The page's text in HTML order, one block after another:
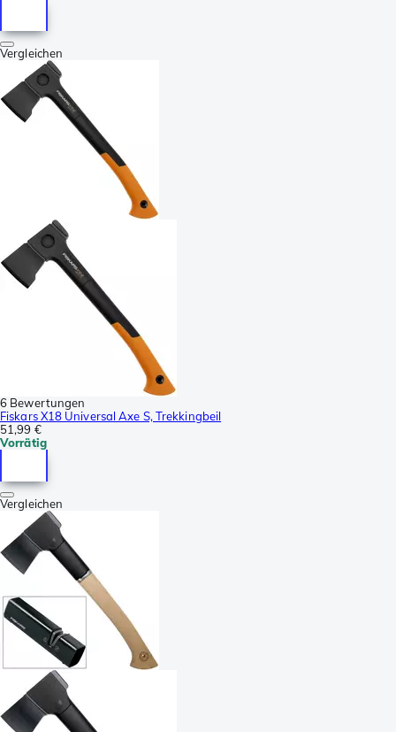
Vergleichen
6 Bewertungen
Fiskars X18 Universal Axe S, Trekkingbeil
51,99 €
Vorrätig
Vergleichen